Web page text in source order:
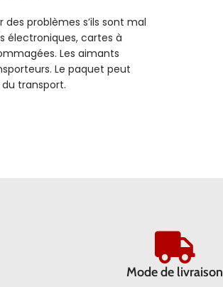
problèmes s’ils sont mal
électroniques, cartes à
Les aimants
Le paquet peut
transport.
Mode de livraison